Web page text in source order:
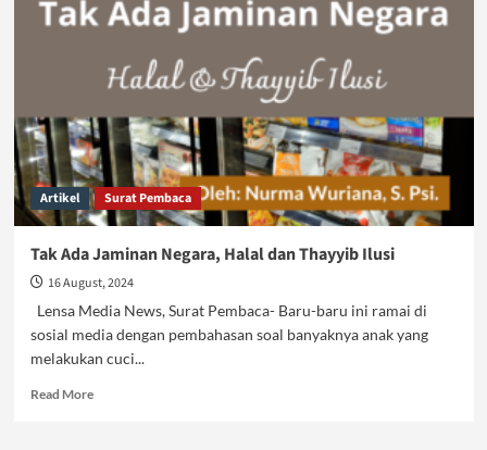
Kewajiban
Artikel Surat Pembaca
Tak Ada Jaminan Negara, Halal dan Thayyib Ilusi
16 August, 2024
Lensa Media News, Surat Pembaca- Baru-baru ini ramai di
sosial media dengan pembahasan soal banyaknya anak yang
melakukan cuci...
Read MoreRead